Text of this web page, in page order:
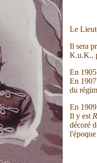
Le
Il sera
K.u.K.,
En
En
du
En
Il y est
décoré